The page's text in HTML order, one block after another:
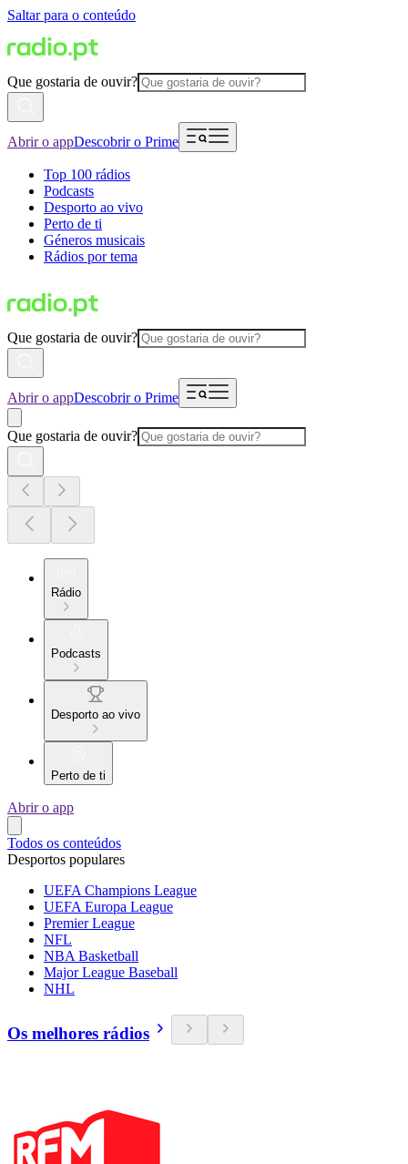
Saltar para o conteúdo
Que gostaria de ouvir?
Abrir o appDescobrir o Prime
Top 100 rádios
Podcasts
Desporto ao vivo
Perto de ti
Géneros musicais
Rádios por tema
Que gostaria de ouvir?
Abrir o appDescobrir o Prime
Que gostaria de ouvir?
Rádio
Podcasts
Desporto ao vivo
Perto de ti
Abrir o app
Todos os conteúdos
Desportos populares
UEFA Champions League
UEFA Europa League
Premier League
NFL
NBA Basketball
Major League Baseball
NHL
Os melhores rádios